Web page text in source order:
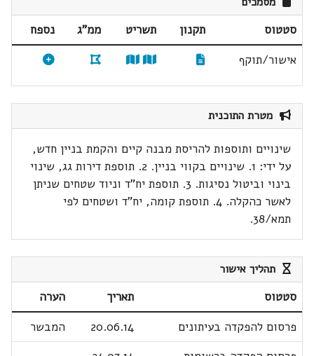
סטטוס תקנון תשריט ממ"ג
נספח
אישור/תוקף
מטרת התוכנית
שינויים ותוספות להריסת מבנה קיים והקמת בניין חדש,
על ידי: 1. שינויים בקווי בניין. 2. תוספת דירות גג, שינוי
בינוי וביטול נסיגות. 3. תוספת יח"ד וניוד שטחים שניתן
לאשר כהקלה. 4. תוספת קומה, יח"ד ושטחים לפי
תמא/38.
תהליך אישור
סטטוס תאריך
הערה
פרסום להפקדה בעיתונים
20.06.14
המבשר